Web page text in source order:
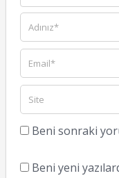
Beni sonraki
Beni yeni